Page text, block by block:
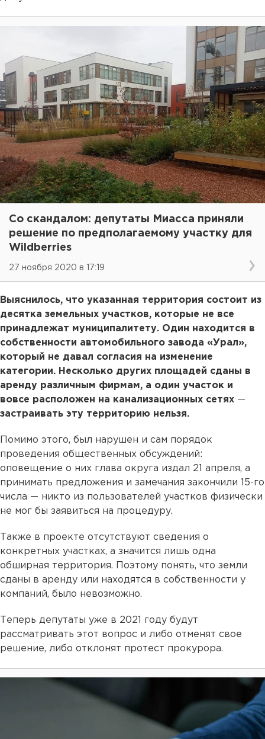
Со скандалом: депутаты Миасса приняли
решение по предполагаемому участку для
Wildberries
27 ноября 2020 в 17:19
Выяснилось, что указанная территория состоит из
десятка земельных участков, которые не все
принадлежат муниципалитету. Один находится в
собственности автомобильного завода «Урал»,
который не давал согласия на изменение
категории. Несколько других площадей сданы в
аренду различным фирмам, а один участок и
вовсе расположен на канализационных сетях —
застраивать эту территорию нельзя.
Помимо этого, был нарушен и сам порядок
проведения общественных обсуждений:
оповещение о них глава округа издал 21 апреля, а
принимать предложения и замечания закончили 15-го
числа — никто из пользователей участков физически
не мог бы заявиться на процедуру.
Также в проекте отсутствуют сведения о
конкретных участках, а значится лишь одна
обширная территория. Поэтому понять, что земли
сданы в аренду или находятся в собственности у
компаний, было невозможно.
Теперь депутаты уже в 2021 году будут
рассматривать этот вопрос и либо отменят свое
решение, либо отклонят протест прокурора.